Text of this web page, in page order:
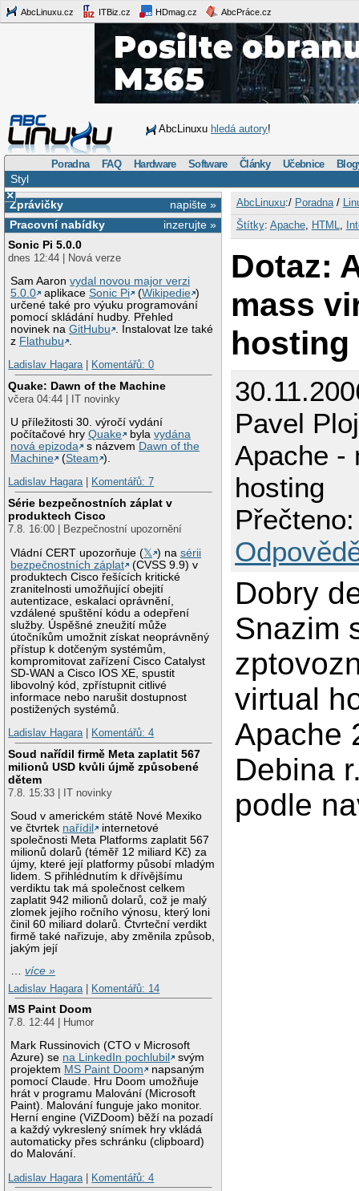
AbcLinuxu.cz ITBiz.cz HDmag.cz AbcPráce.cz
AbcLinuxu hledá autory!
Poradna FAQ Hardware Software Články Učebnice
Styl
×
napište »
Zprávičky
inzerujte »
Pracovní nabídky
Sonic Pi 5.0.0
dnes 12:44 | Nová verze
Sam Aaronvydal novou major verzi
5.0.0
aplikaceSonic Pi (Wikipedie )
určené také pro výuku programování
pomocí skládání hudby. Přehled
novinek naGitHubu
. Instalovat lze také
z Flathubu
Ladislav Hagara| Komentářů: 0
Quake: Dawn of the Machine
včera 04:44 | IT novinky
U příležitosti 30. výročí vydání
počítačové hryQuake bylavydána
nová epizoda
s názvem Dawn of the
Machine
(Steam ).
Ladislav Hagara| Komentářů: 7
Série bezpečnostních záplat v
produktech Cisco
7.8. 16:00 | Bezpečnostní upozornění
Vládní CERT upozorňuje (𝕏 ) nasérii
bezpečnostních záplat
(CVSS 9.9) v
produktech Cisco řešících kritické
zranitelnosti umožňující obejití
autentizace, eskalaci oprávnění,
vzdálené spuštění kódu a odepření
služby. Úspěšné zneužití může
útočníkům umožnit získat neoprávněný
přístup k dotčeným systémům,
kompromitovat zařízení Cisco Catalyst
SD-WAN a Cisco IOS XE, spustit
libovolný kód, zpřístupnit citlivé
informace nebo narušit dostupnost
postižených systémů.
Ladislav Hagara| Komentářů: 4
Soud nařídil firmě Meta zaplatit 567
milionů USD kvůli újmě způsobené
dětem
7.8. 15:33 | IT novinky
Soud v americkém státě Nové Mexiko
ve čtvrtek nařídil
internetové
společnosti Meta Platforms zaplatit 567
milionů dolarů (téměř 12 miliard Kč) za
újmy, které její platformy působí mladým
lidem. S přihlédnutím k dřívějšímu
verdiktu tak má společnost celkem
zaplatit 942 milionů dolarů, což je malý
zlomek jejího ročního výnosu, který loni
činil 60 miliard dolarů. Čtvrteční verdikt
firmě také nařizuje, aby změnila způsob,
jakým její
…více »
Ladislav Hagara
Komentářů: 14
MS Paint Doom
7.8. 12:44 | Humor
Mark Russinovich (CTO v Microsoft
Azure) se na LinkedIn pochlubil
svým
projektem MS Paint Doom
napsaným
pomocí Claude. Hru Doom umožňuje
hrát v programu Malování (Microsoft
Paint). Malování funguje jako monitor.
Herní engine (ViZDoom) běží na pozadí
a každý vykreslený snímek hry vkládá
automaticky přes schránku (clipboard)
do Malování.
Ladislav Hagara | Komentářů: 4
AbcLinuxu:/ Poradna/
Štítky: Apache, HTML
Dotaz:
mass
hosting
Pavel
Apache -
hosting
Dobry
Snazim
virtual
Apache
Debina
podle